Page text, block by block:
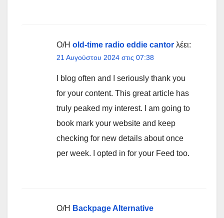
Ο/Η old-time radio eddie cantor λέει:
21 Αυγούστου 2024 στις 07:38
I blog often and I seriously thank you
for your content. This great article has
truly peaked my interest. I am going to
book mark your website and keep
checking for new details about once
per week. I opted in for your Feed too.
Ο/Η Backpage Alternative